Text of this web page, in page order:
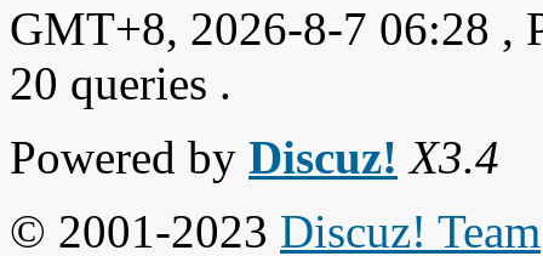
GMT+8, 2026-8-7 06:28 ,
20 queries .
Powered by Discuz! X3.4
© 2001-2023 Discuz! Team